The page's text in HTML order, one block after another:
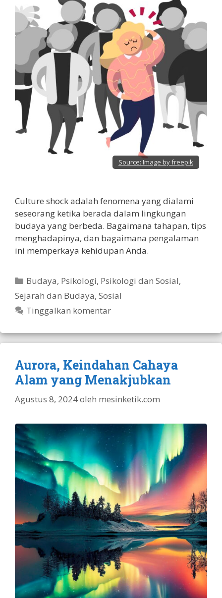
Source: Image by freepik
Culture shock adalah fenomena yang dialami
seseorang ketika berada dalam lingkungan
budaya yang berbeda. Bagaimana tahapan, tips
menghadapinya, dan bagaimana pengalaman
ini memperkaya kehidupan Anda.
Kategori
Budaya, Psikologi, Psikologi dan Sosial,
Sejarah dan Budaya, Sosial
Tinggalkan komentar
Aurora, Keindahan Cahaya
Alam yang Menakjubkan
Agustus 8, 2024oleh mesinketik.com